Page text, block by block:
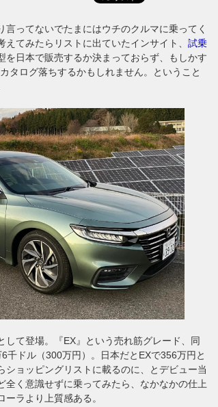
ってないでたまにはウチのクルマに乗ってく
てみたらリストに出ていたインサイト、 試乗
を日本で販売するか決まっておらず、もしかす
タログ落ちするかもしれません。ということ
して登場。『EX』という売れ筋グレード、同
千ドル（300万円）。日本だとEXで356万円と
ショッピングリストに載るのに、とデビュー当
全く意識せずに乗ってみたら、なかなかの仕上
ラより上質感ある。